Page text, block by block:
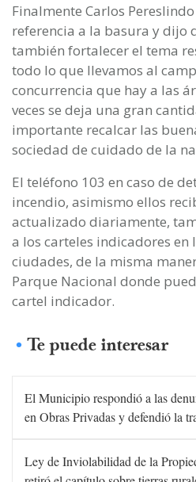
Finalmente Carlos
referencia a la basura y dijo
también fortalecer el tema
todo lo que llevamos al
concurrencia que hay a las
veces se deja una gran
importante recalcar las
sociedad de cuidado de la
El teléfono 103 en caso de
incendio, asimismo ellos
actualizado diariamente,
a los carteles indicadores en
ciudades, de la misma
Parque Nacional donde
cartel indicador.
Te puede interesar
El Municipio respondió a las
en Obras Privadas y defendió la
Ley de Inviolabilidad de la